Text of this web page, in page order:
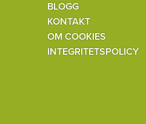
BLOGG
KONTAKT
OM COOKIES
INTEGRITETSPOLICY